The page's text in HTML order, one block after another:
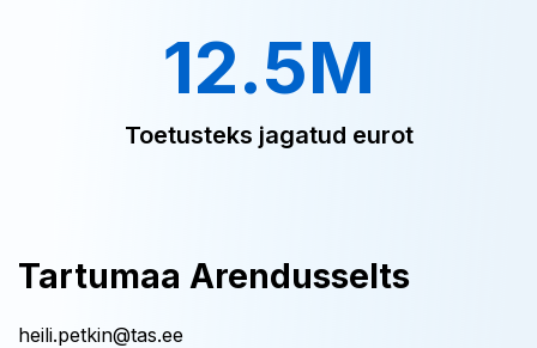
12.5M
Toetusteks jagatud eurot
Tartumaa Arendusselts
heili.petkin@tas.ee